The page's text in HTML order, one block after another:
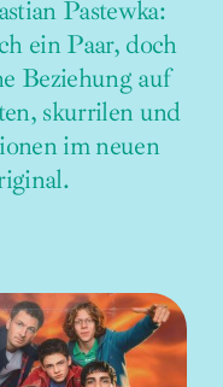
Pastewka:
ein Paar, doch
Beziehung auf
skurrilen und
im neuen